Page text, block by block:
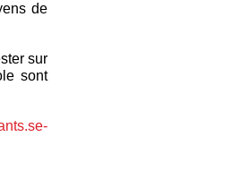
de
sur
sont